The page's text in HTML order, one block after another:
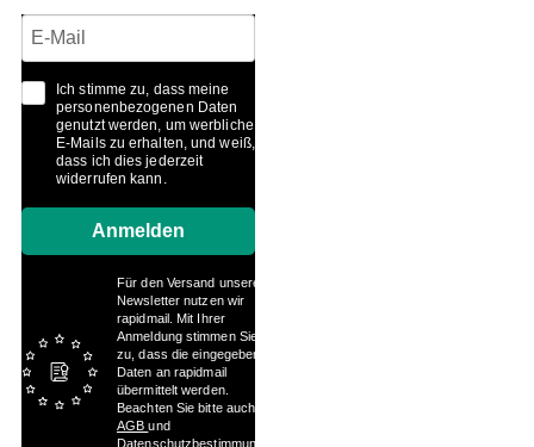
Ich stimme zu, dass meine
personenbezogenen Daten
genutzt werden, um werbliche
E-Mails zu erhalten, und weiß,
dass ich dies jederzeit
widerrufen kann.
Anmelden
Für den Versand unserer
Newsletter nutzen wir
rapidmail. Mit Ihrer
Anmeldung stimmen Sie
zu, dass die eingegebenen
Daten an rapidmail
übermittelt werden.
Beachten Sie bitte auch die
AGBund
Datenschutzbestimmungen